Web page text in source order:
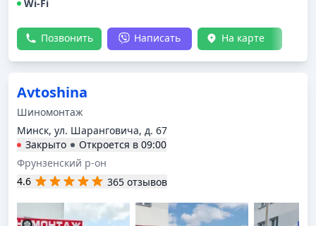
Wi-Fi
Позвонить Написать На карте
Avtoshina
Шиномонтаж
Минск, ул. Шаранговича, д. 67
Закрыто
Откроется в 09:00
Фрунзенский р-он
4.6
365 отзывов